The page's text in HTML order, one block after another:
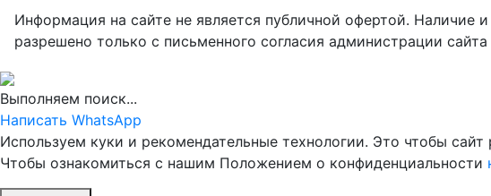
Информация на сайте не является публичной офертой. Наличие
разрешено только с письменного согласия администрации сайта
Выполняем поиск...
Написать WhatsApp
Используем куки и рекомендательные технологии. Это чтобы
Чтобы ознакомиться с нашим Положением о конфиденциальности